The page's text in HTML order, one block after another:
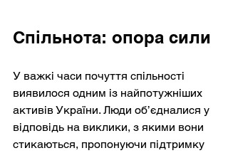
Спільнота: опора сили
У важкі часи почуття спільності
виявилося одним із найпотужніших
активів України. Люди об’єдналися у
відповідь на виклики, з якими вони
стикаються, пропонуючи підтримку